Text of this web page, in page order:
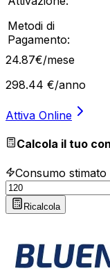
Metodi di
Pagamento:
24.87€/mese
298.44 €/anno
Attiva Online
Calcola il tuo
Consumo
Ricalcola